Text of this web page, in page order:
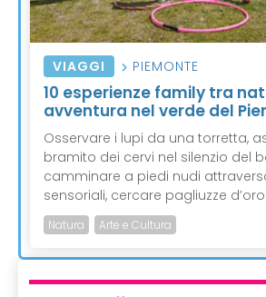
VIAGGI PIEMONTE
10 esperienze family tra
avventura nel verde del
Osservare i lupi da una torretta,
bramito dei cervi nel silenzio del
camminare a piedi nudi
sensoriali, cercare pagliuzze d’oro
Natura Arte e Cultura